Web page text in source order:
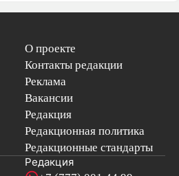
О проекте
Контакты редакции
Реклама
Вакансии
Редакция
Редакционная политика
Редакционные стандарты
Редакция